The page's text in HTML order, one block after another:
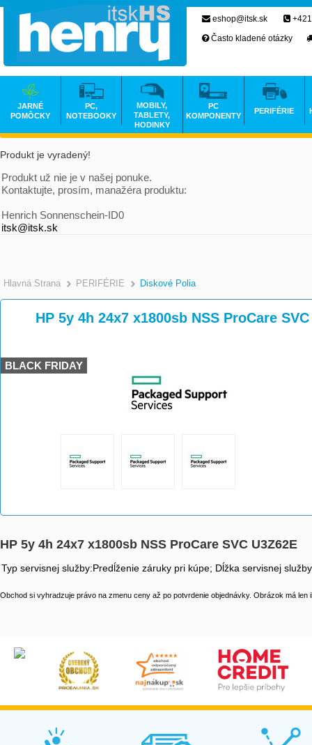
Produkt je vyradený!
Produkt už nie je v našej ponuke.
Kontaktujte, prosím, manažéra produktu:
Henrich Sonnenschein-ID0
itsk@itsk.sk
Hlavná Strana >
PERIFÉRIE >
Diskové Polia
HP 5y 4h 24x7 x1800sb NSS ProCare SVC
BLACK FRIDAY
HP 5y 4h 24x7 x1800sb NSS ProCare SVC U3Z62E
Typ servisnej služby:Predĺženie záruky pri kúpe; Dĺžka servisnej
Obchod si vyhradzuje právo na zmenu ceny až po potvrdenie objednávky. Obrázok má len
eshop@itsk.sk
Často kladené otázky
JARNÉ
POMÔCKY
PC,
NOTEBOOKY
MOBILY,
TABLETY,
HODINKY
PC
KOMPONENTY
PERIFÉRIE